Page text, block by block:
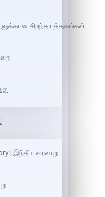
சிறந்த புத்தகங்கள்
| இந்திய வரலாறு